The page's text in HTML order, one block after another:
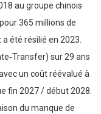
au groupe chinois
365 millions de
été résilié en 2023.
sur 29 ans
un coût réévalué à
fin 2027 / début 2028.
du manque de